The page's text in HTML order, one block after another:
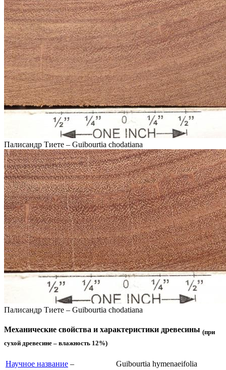
Палисандр Тиете – Guibourtia chodatiana
Палисандр Тиете – Guibourtia chodatiana
Механические свойства и характеристики древесины (при
сухой древесине – влажность 12%)
Научное название –
Guibourtia hymenaeifolia